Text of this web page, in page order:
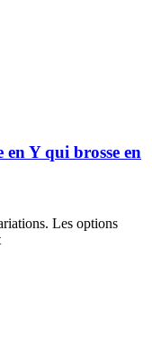
en Y qui brosse en
Les options